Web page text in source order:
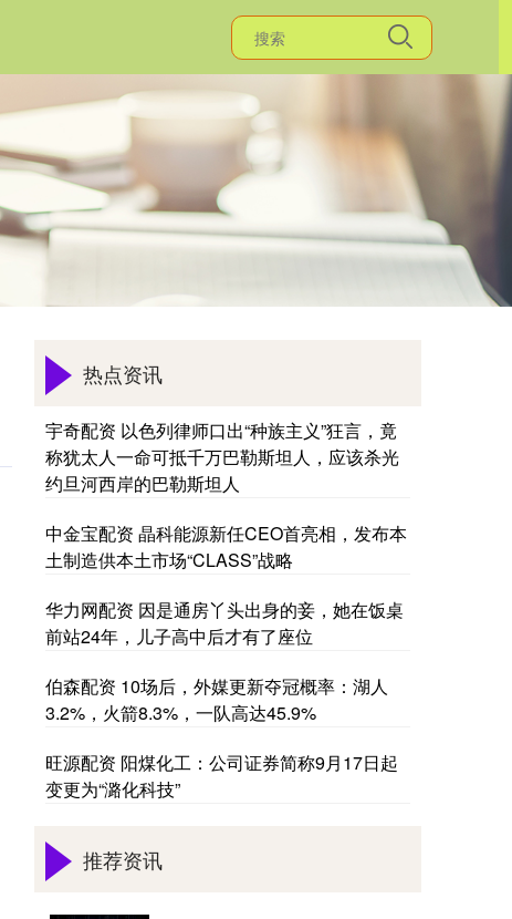
热点资讯
宇奇配资 以色列律师口出“种族主义”狂言，竟
称犹太人一命可抵千万巴勒斯坦人，应该杀光
约旦河西岸的巴勒斯坦人
中金宝配资 晶科能源新任CEO首亮相，发布本
土制造供本土市场“CLASS”战略
华力网配资 因是通房丫头出身的妾，她在饭桌
前站24年，儿子高中后才有了座位
伯森配资 10场后，外媒更新夺冠概率：湖人
3.2%，火箭8.3%，一队高达45.9%
旺源配资 阳煤化工：公司证券简称9月17日起
变更为“潞化科技”
推荐资讯